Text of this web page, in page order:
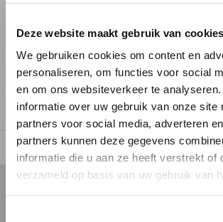
Deze website maakt gebruik van cookies
We gebruiken cookies om content en
personaliseren, om functies voor social
en om ons websiteverkeer te
informatie over uw gebruik van onze site
partners voor social media, adverteren
partners kunnen deze gegevens
informatie die u aan ze heeft verstrekt of
verzameld op basis van uw gebruik van
IK BEN WERKGEVER OVER
SPECIALISATIES